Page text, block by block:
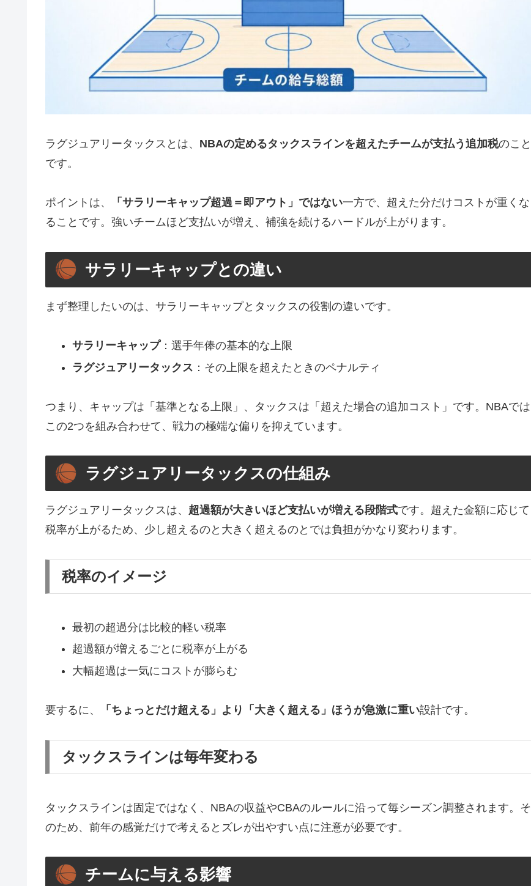
ラグジュアリータックスとは、 NBAの定めるタックスラインを超えたチームが支払う追加税のこと
です。
ポイントは、 「サラリーキャップ超過＝即アウト」ではない一方で、超えた分だけコストが重くな
ることです。強いチームほど支払いが増え、補強を続けるハードルが上がります。
サラリーキャップとの違い
まず整理したいのは、サラリーキャップとタックスの役割の違いです。
サラリーキャップ：選手年俸の基本的な上限
ラグジュアリータックス ：その上限を超えたときのペナルティ
つまり、キャップは「基準となる上限」、タックスは「超えた場合の追加コスト」です。NBAでは
この2つを組み合わせて、戦力の極端な偏りを抑えています。
ラグジュアリータックスの仕組み
ラグジュアリータックスは、 超過額が大きいほど支払いが増える段階式です。超えた金額に応じて
税率が上がるため、少し超えるのと大きく超えるのとでは負担がかなり変わります。
税率のイメージ
最初の超過分は比較的軽い税率
超過額が増えるごとに税率が上がる
大幅超過は一気にコストが膨らむ
要するに、 「ちょっとだけ超える」より「大きく超える」ほうが急激に重い設計です。
タックスラインは毎年変わる
タックスラインは固定ではなく、NBAの収益やCBAのルールに沿って毎シーズン調整されます。そ
のため、前年の感覚だけで考えるとズレが出やすい点に注意が必要です。
チームに与える影響